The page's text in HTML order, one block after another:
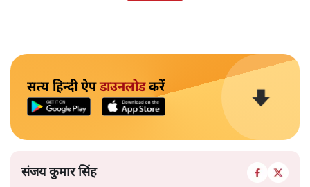
सत्य हिन्दी ऐपडाउनलोडकरें
संजय कुमार सिंह